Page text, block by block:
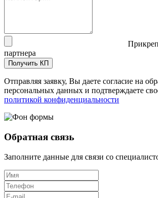
партнера
Получить КП
Отправляя заявку, Вы даете согласие на
персональных данных и подтверждаете
политикой конфиденциальности
Обратная связь
Заполните данные для связи со